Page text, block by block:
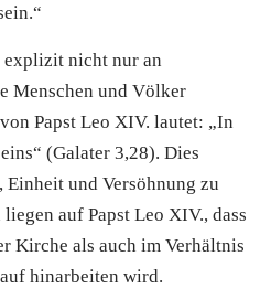
explizit nicht nur an
Menschen und Völker
Papst Leo XIV. lautet: „In
(Galater 3,28). Dies
und Versöhnung zu
auf Papst Leo XIV., dass
Kirche als auch im Verhältnis
hinarbeiten wird.